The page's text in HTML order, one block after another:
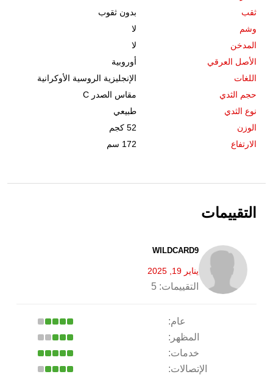
ثقب
بدون ثقوب
وشم
لا
المدخن
لا
الأصل العرقي
أوروبية
اللغات
الإنجليزية الروسية الأوكرانية
حجم الثدي
مقاس الصدر C
نوع الثدي
طبيعي
الوزن
52 كجم
الارتفاع
172 سم
التقييمات
WILDCARD9
يناير 19, 2025
التقييمات: 5
عام:
المظهر:
خدمات:
الإتصالات: